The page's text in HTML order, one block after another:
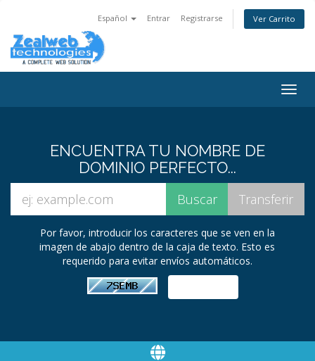
Español Entrar Registrarse Ver Carrito
ENCUENTRA TU NOMBRE DE
DOMINIO PERFECTO...
Por favor, introducir los caracteres que se ven en la
imagen de abajo dentro de la caja de texto. Esto es
requerido para evitar envíos automáticos.